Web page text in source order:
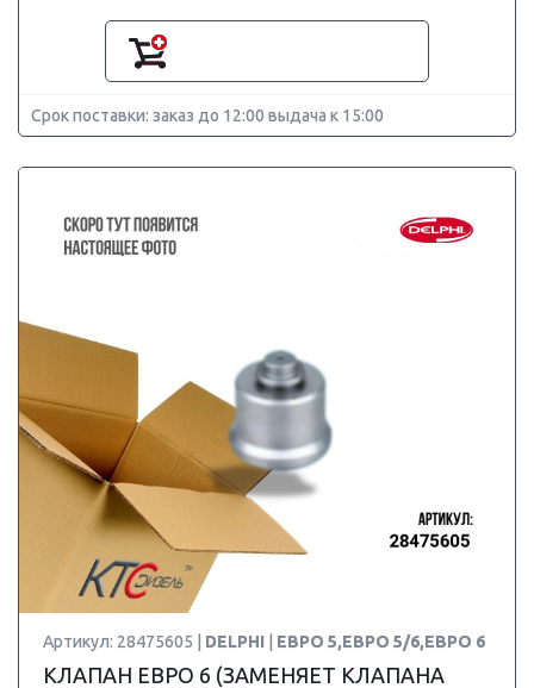
Срок поставки: заказ до 12:00 выдача к 15:00
Артикул: 28475605 | DELPHI ЕВРО 5,ЕВРО 5/6,ЕВРО 6
КЛАПАН ЕВРО 6 (ЗАМЕНЯЕТ КЛАПАНА